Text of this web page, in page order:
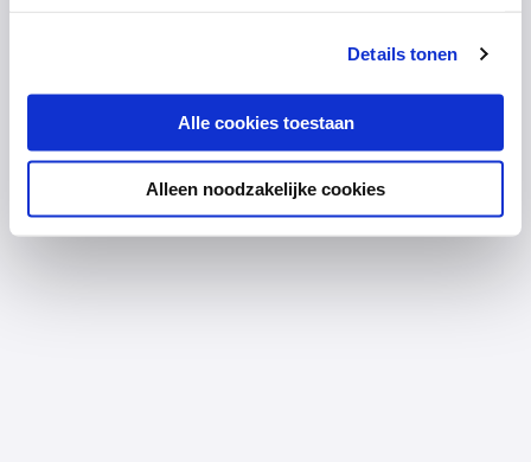
Details tonen
Alle cookies toestaan
Alleen noodzakelijke cookies